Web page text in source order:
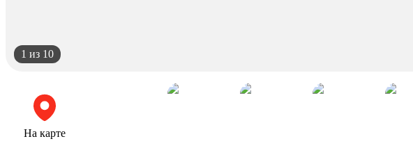
1 из 10
На карте